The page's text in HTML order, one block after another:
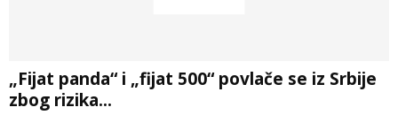
„Fijat panda“ i „fijat 500“ povlače se iz Srbije
zbog rizika...